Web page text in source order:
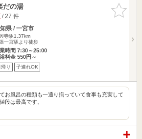
お気に入
りに追加
の湯
/ 27 件
県 / 一宮市
寺駅1.37km
一宮駅より徒歩
時間 7:30～25:00
料金 550円～
帰り 子連れOK
お風呂の種類も一通り揃っていて食事も充実して
段は最高です。